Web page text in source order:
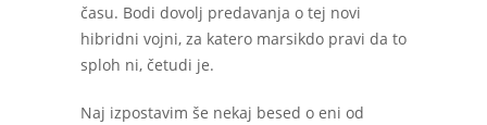
času. Bodi dovolj predavanja o tej novi
hibridni vojni, za katero marsikdo pravi da to
sploh ni, četudi je.
Naj izpostavim še nekaj besed o eni od